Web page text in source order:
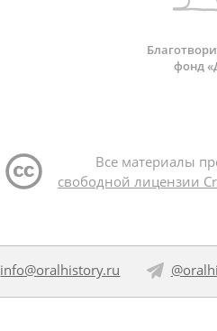
фонд
Все материалы
свободной лицензии
info@oralhistory.ru